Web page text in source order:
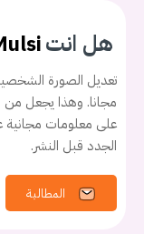
يجب عليك
هل انت
تعديل الصورة
مجانا. وهذا يجعل من
على معلومات مجانية
الجدد قبل النشر.
المطالبة